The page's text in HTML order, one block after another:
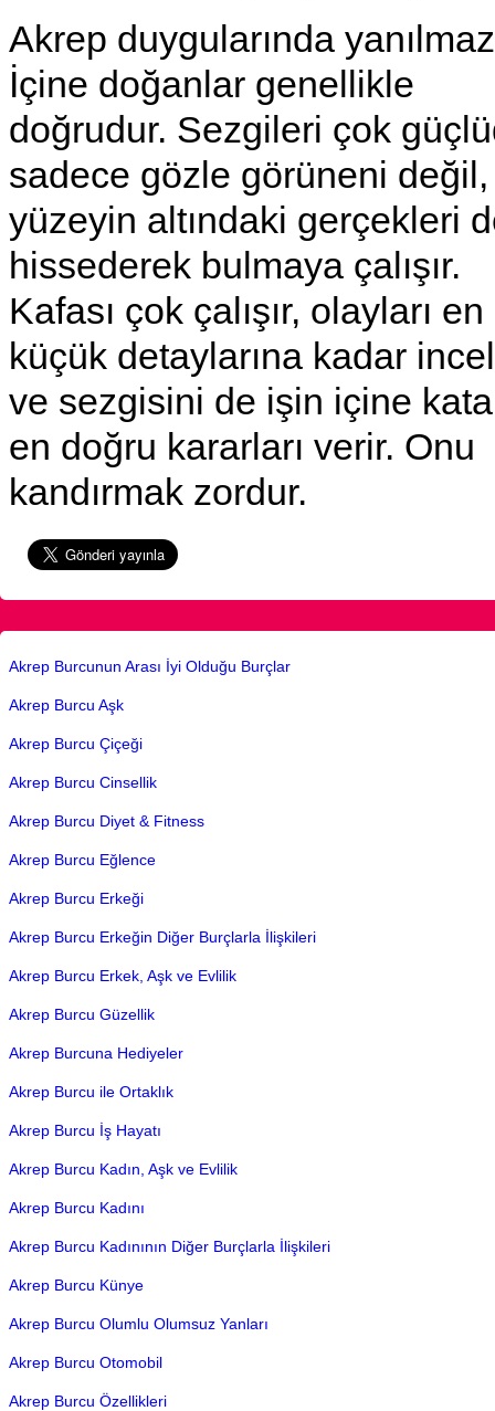
Akrep duygularında
İçine doğanlar genellikle
doğrudur. Sezgileri çok
sadece gözle görüneni değil,
yüzeyin altındaki gerçekleri
hissederek bulmaya çalışır.
Kafası çok çalışır, olayları en
küçük detaylarına kadar
ve sezgisini de işin içine
en doğru kararları verir. Onu
kandırmak zordur.
Akrep Burcunun Arası İyi Olduğu Burçlar
Akrep Burcu Aşk
Akrep Burcu Çiçeği
Akrep Burcu Cinsellik
Akrep Burcu Diyet & Fitness
Akrep Burcu Eğlence
Akrep Burcu Erkeği
Akrep Burcu Erkeğin Diğer Burçlarla İlişkileri
Akrep Burcu Erkek, Aşk ve Evlilik
Akrep Burcu Güzellik
Akrep Burcuna Hediyeler
Akrep Burcu ile Ortaklık
Akrep Burcu İş Hayatı
Akrep Burcu Kadın, Aşk ve Evlilik
Akrep Burcu Kadını
Akrep Burcu Kadınının Diğer Burçlarla İlişkileri
Akrep Burcu Künye
Akrep Burcu Olumlu Olumsuz Yanları
Akrep Burcu Otomobil
Akrep Burcu Özellikleri